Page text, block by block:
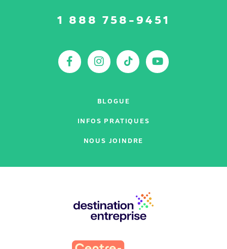
1 888 758-9451
Facebook
Instagram
TikTok
BLOGUE
INFOS PRATIQUES
NOUS JOINDRE
partenaires
: